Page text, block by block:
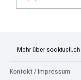
Mehr über soaktuell.ch
Kontakt / Impressum